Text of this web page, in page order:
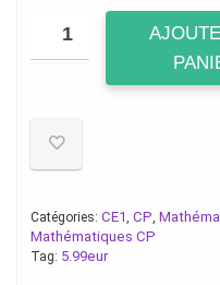
initial
était :
9,99€.
actuel
est :
5,99€.
Catégories: CE1 CP
Mathématiques CP
Tag: 5.99eur